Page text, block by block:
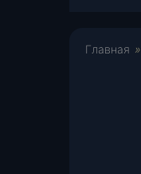
Главная »